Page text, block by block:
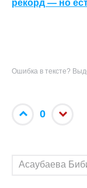
рекорд — но
Ошибка в тексте?
0
Асаубаева